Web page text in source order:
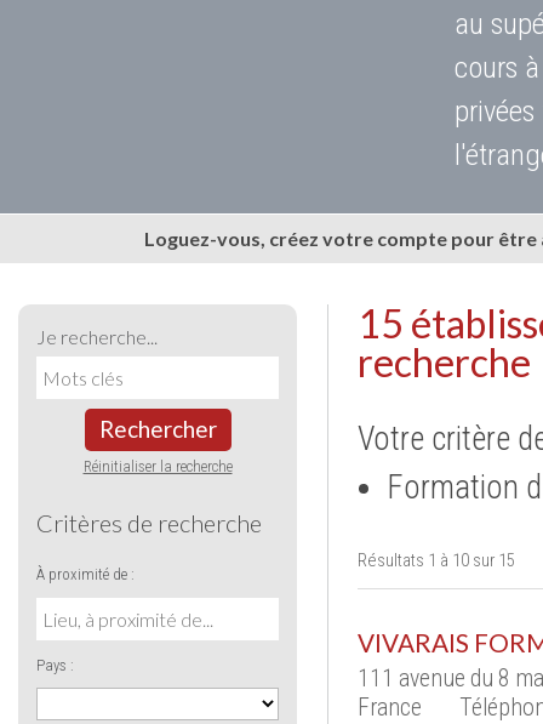
au
cours
Loguez-vous, créez votre compte pour
Je recherche...
Rechercher
Réinitialiser la recherche
Critères de recherche
À proximité de :
Pays :
15
recherche
Votre critère
Formation
Résultats 1 à 10 sur 15
VIVARAIS
111 avenue du 8
France